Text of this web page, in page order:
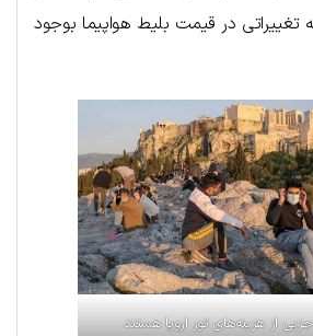
در قیمت بلیط هواپیما بوجود
از هزینه‌های تور اروپا هستند